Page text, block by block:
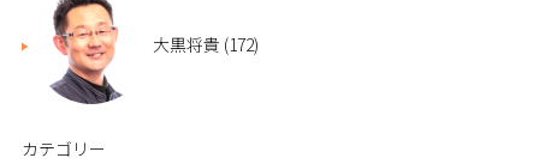
大黒将貴 (172)
カテゴリー